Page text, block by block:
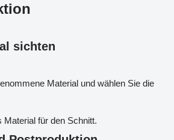
sichten
Material und wählen Sie die
Material für den Schnitt.